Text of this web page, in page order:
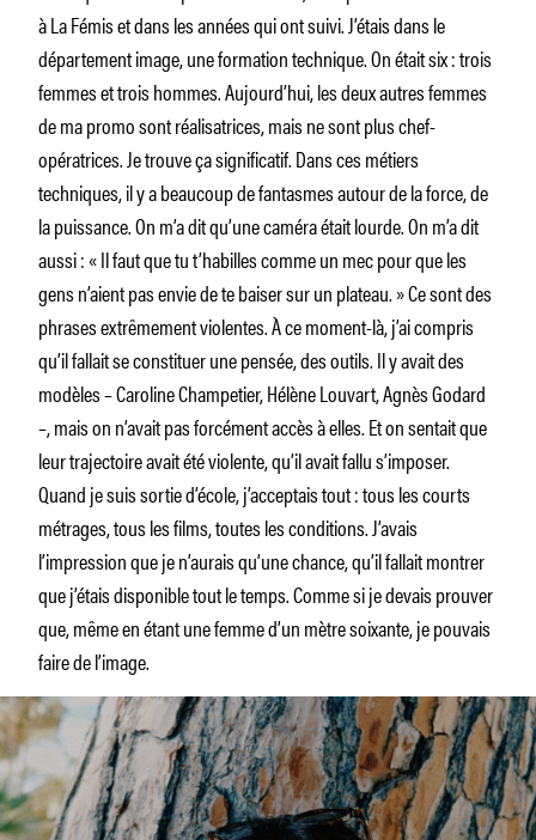
à La Fémis et dans les années qui ont suivi. J’étais dans le
département image, une formation technique. On était six : trois
femmes et trois hommes. Aujourd’hui, les deux autres femmes
de ma promo sont réalisatrices, mais ne sont plus chef-
opératrices. Je trouve ça significatif. Dans ces métiers
techniques, il y a beaucoup de fantasmes autour de la force, de
la puissance. On m’a dit qu’une caméra était lourde. On m’a dit
aussi : « Il faut que tu t’habilles comme un mec pour que les
gens n’aient pas envie de te baiser sur un plateau. » Ce sont des
phrases extrêmement violentes. À ce moment-là, j’ai compris
qu’il fallait se constituer une pensée, des outils. Il y avait des
modèles – Caroline Champetier, Hélène Louvart, Agnès Godard
–, mais on n’avait pas forcément accès à elles. Et on sentait que
leur trajectoire avait été violente, qu’il avait fallu s’imposer.
Quand je suis sortie d’école, j’acceptais tout : tous les courts
métrages, tous les films, toutes les conditions. J’avais
l’impression que je n’aurais qu’une chance, qu’il fallait montrer
que j’étais disponible tout le temps. Comme si je devais prouver
que, même en étant une femme d’un mètre soixante, je pouvais
faire de l’image.